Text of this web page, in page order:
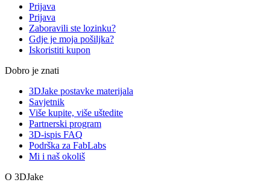
Prijava
Prijava
Zaboravili ste lozinku?
Gdje je moja pošiljka?
Iskoristiti kupon
Dobro je znati
3DJake postavke materijala
Savjetnik
Više kupite, više uštedite
Partnerski program
3D-ispis FAQ
Podrška za FabLabs
Mi i naš okoliš
O 3DJake